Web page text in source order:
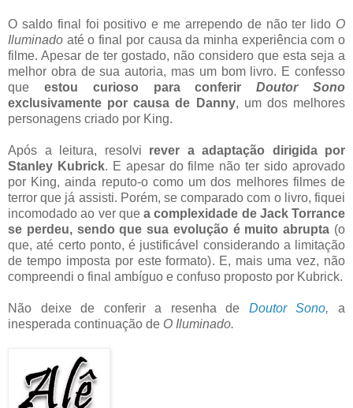
O saldo final foi positivo e me arrependo de não ter lido O
Iluminado até o final por causa da minha experiência com o
filme. Apesar de ter gostado, não considero que esta seja a
melhor obra de sua autoria, mas um bom livro. E confesso
que estou curioso para conferirDoutor Sono
exclusivamente por causa de Danny, um dos melhores
personagens criado por King.
Após a leitura, resolvi rever a adaptação dirigida por
Stanley Kubrick. E apesar do filme não ter sido aprovado
por King, ainda reputo-o como um dos melhores filmes de
terror que já assisti. Porém, se comparado com o livro, fiquei
incomodado ao ver que a complexidade de Jack Torrance
se perdeu, sendo que sua evolução é muito abrupta (o
que, até certo ponto, é justificável considerando a limitação
de tempo imposta por este formato). E, mais uma vez, não
compreendi o final ambíguo e confuso proposto por Kubrick.
Não deixe de conferir a resenha de Doutor Sono,a
inesperada continuação de O Iluminado.